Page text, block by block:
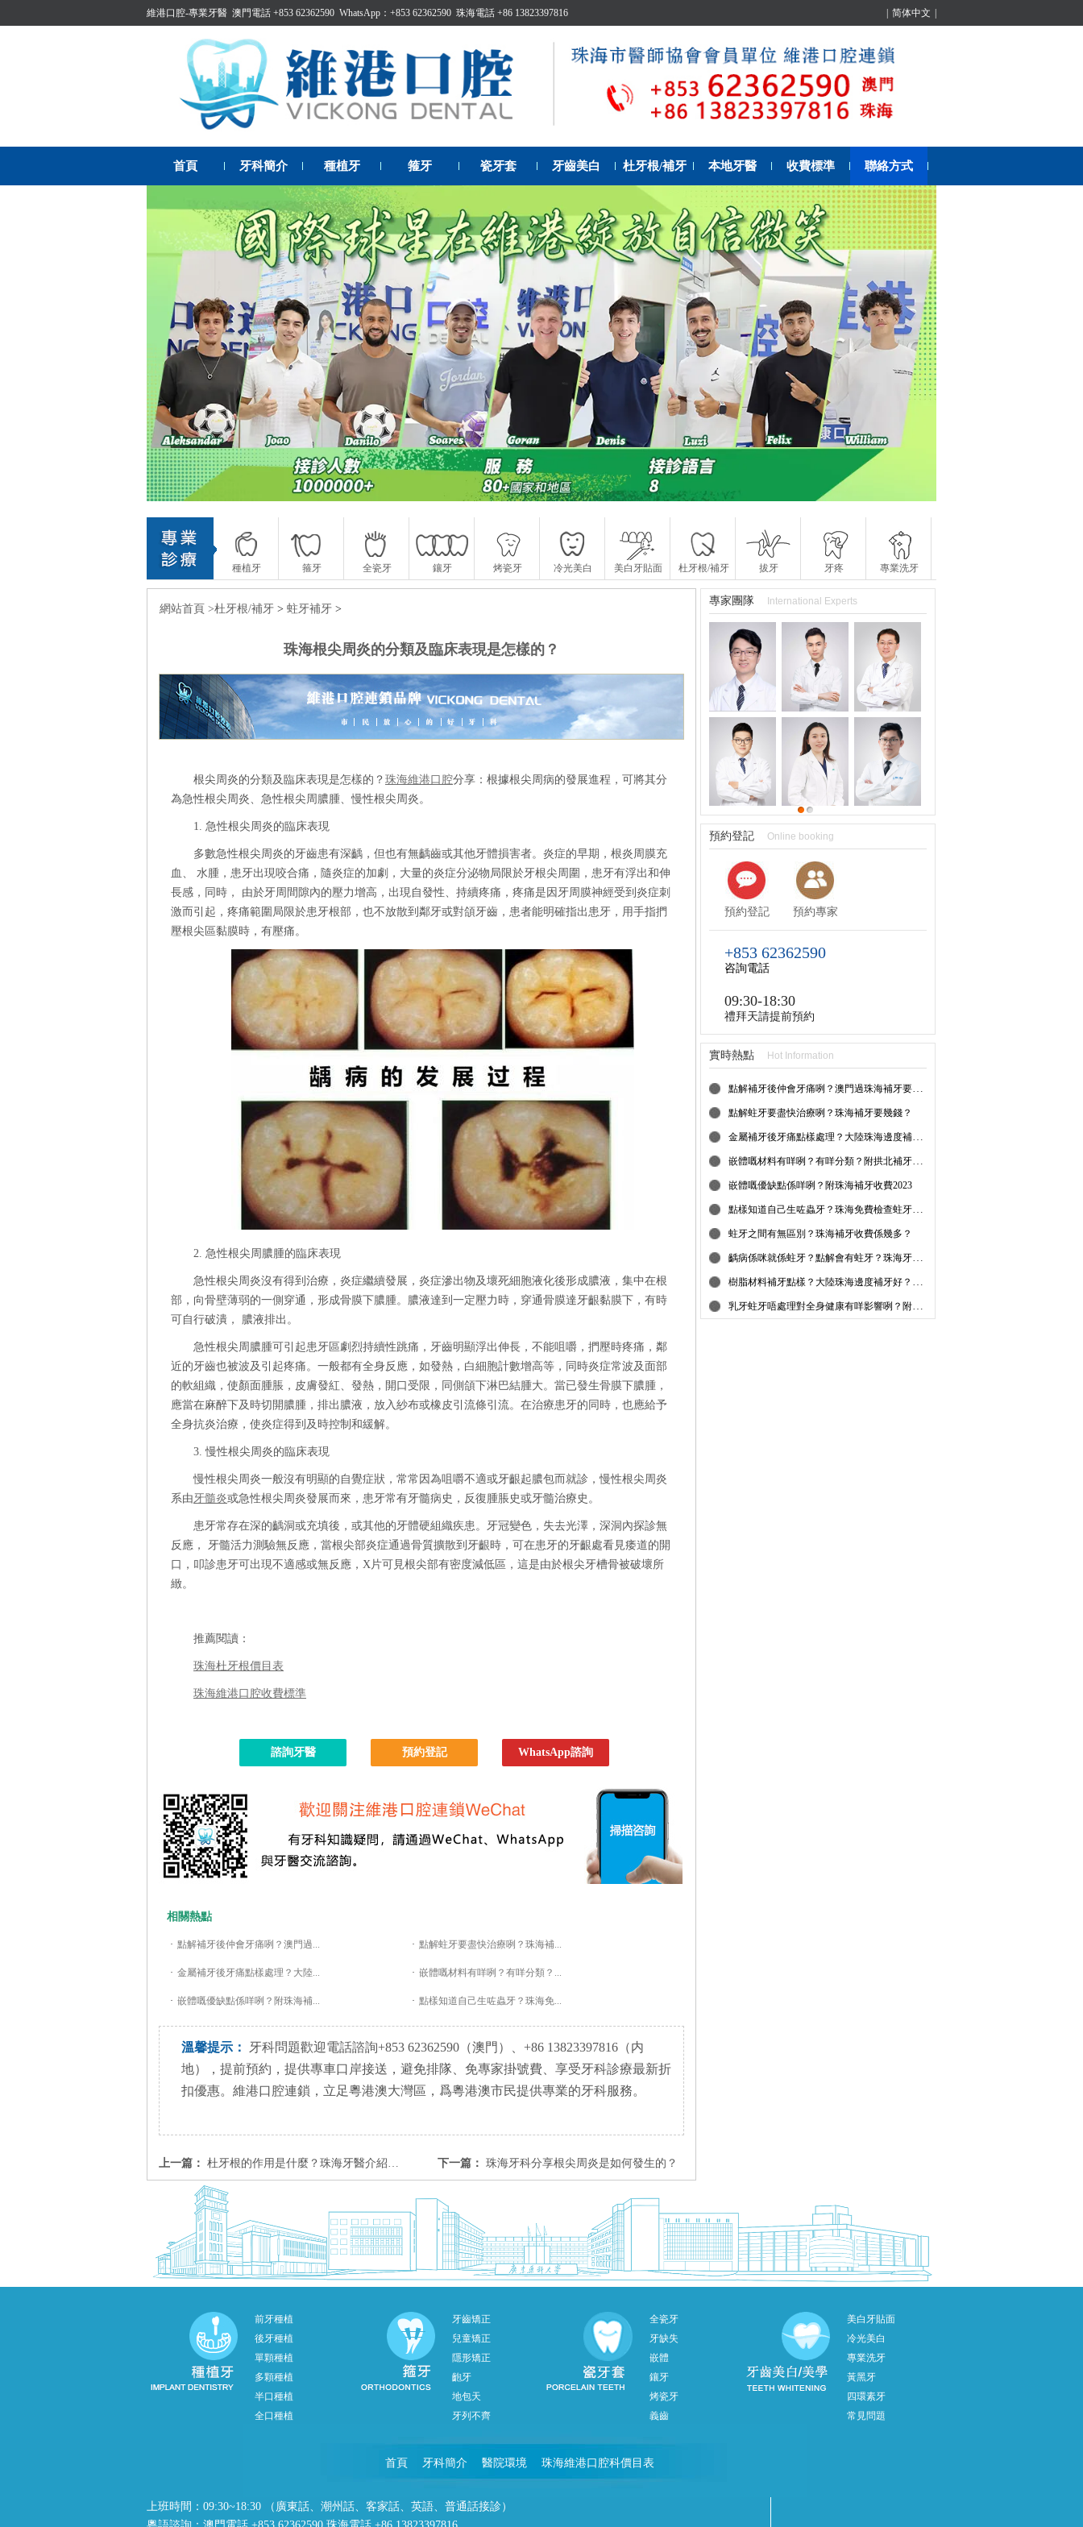
維港口腔-專業牙醫 澳門電話 +853 62362590 WhatsApp：+853 62362590 珠海電話 +86 13823397816 简体中文
首頁 牙科簡介 種植牙 箍牙 瓷牙套 牙齒美白 杜牙根/補牙 本地牙醫 收費標準 聯絡方式
種植牙 箍牙 全瓷牙 鑲牙 烤瓷牙 冷光美白 美白牙貼面 杜牙根/補牙 拔牙 牙疼 專業洗牙
網站首頁 >杜牙根/補牙 > 蛀牙補牙 >
珠海根尖周炎的分類及臨床表現是怎樣的？
根尖周炎的分類及臨床表現是怎樣的？ 珠海維港口腔分享： 根據根尖周病的發展進程，可將其分
為急性根尖周炎、急性根尖周膿腫、慢性根尖周炎。
1. 急性根尖周炎的臨床表現
多數急性根尖周炎的牙齒患有深齲，但也有無齲齒或其他牙體損害者。炎症的早期，根炎周膜充
血、 水腫，患牙出現咬合痛，隨炎症的加劇，大量的炎症分泌物局限於牙根尖周圍，患牙有浮出和伸
長感，同時， 由於牙周間隙內的壓力增高，出現自發性、持續疼痛，疼痛是因牙周膜神經受到炎症刺
激而引起，疼痛範圍局限於患牙根部，也不放散到鄰牙或對頜牙齒，患者能明確指出患牙，用手指捫
壓根尖區黏膜時，有壓痛。
2. 急性根尖周膿腫的臨床表現
急性根尖周炎沒有得到治療，炎症繼續發展，炎症滲出物及壞死細胞液化後形成膿液，集中在根
部，向骨壁薄弱的一側穿通，形成骨膜下膿腫。膿液達到一定壓力時，穿通骨膜達牙齦黏膜下，有時
可自行破潰， 膿液排出。
急性根尖周膿腫可引起患牙區劇烈持續性跳痛，牙齒明顯浮出伸長，不能咀嚼，捫壓時疼痛，鄰
近的牙齒也被波及引起疼痛。一般都有全身反應，如發熱，白細胞計數增高等，同時炎症常波及面部
的軟組織，使顏面腫脹，皮膚發紅、發熱，開口受限，同側頜下淋巴結腫大。當已發生骨膜下膿腫，
應當在麻醉下及時切開膿腫，排出膿液，放入紗布或橡皮引流條引流。在治療患牙的同時，也應給予
全身抗炎治療，使炎症得到及時控制和緩解。
3. 慢性根尖周炎的臨床表現
慢性根尖周炎一般沒有明顯的自覺症狀，常常因為咀嚼不適或牙齦起膿包而就診，慢性根尖周炎
系由牙髓炎或急性根尖周炎發展而來，患牙常有牙髓病史，反復腫脹史或牙髓治療史。
患牙常存在深的齲洞或充填後，或其他的牙體硬組織疾患。牙冠變色，失去光澤，深洞內探診無
反應， 牙髓活力測驗無反應，當根尖部炎症通過骨質擴散到牙齦時，可在患牙的牙齦處看見痿道的開
口，叩診患牙可出現不適感或無反應，X片可見根尖部有密度減低區，這是由於根尖牙槽骨被破壞所
緻。
推薦閱讀：
珠海杜牙根價目表
珠海維港口腔收費標準
諮詢牙醫 預約登記 WhatsApp諮詢
相關熱點
· 點解補牙後仲會牙痛咧？澳門過... · 點解蛀牙要盡快治療咧？珠海補...
· 金屬補牙後牙痛點樣處理？大陸... · 嵌體嘅材料有咩咧？有咩分類？...
· 嵌體嘅優缺點係咩咧？附珠海補... · 點樣知道自己生咗蟲牙？珠海免...
溫馨提示：
牙科問題歡迎電話諮詢+853 62362590（澳門）、+86 13823397816（内
地），提前預約，提供專車口岸接送，避免排隊、免專家掛號費、享受牙科診療最新折
扣優惠。維港口腔連鎖，立足粵港澳大灣區，爲粵港澳市民提供專業的牙科服務。
上一篇： 杜牙根的作用是什麼？珠海牙醫介紹杜牙根 下一篇： 珠海牙科​分享根尖周炎是如何發生的？
專家團隊 International Experts
預約登記 Online booking
預約登記 預約專家
+853 62362590
咨詢電話
09:30-18:30
禮拜天請提前預約
實時熱點 Hot Information
點解補牙後仲會牙痛咧？澳門過珠海補牙要幾錢？
點解蛀牙要盡快治療咧？珠海補牙要幾錢？
金屬補牙後牙痛點樣處理？大陸珠海邊度補牙好？
嵌體嘅材料有咩咧？有咩分類？附拱北補牙價目表2023
嵌體嘅優缺點係咩咧？附珠海補牙收費2023
點樣知道自己生咗蟲牙？珠海免費檢查蛀牙！珠海補牙推薦
蛀牙之間有無區別？珠海補牙收費係幾多？
齲病係咪就係蛀牙？點解會有蛀牙？珠海牙科補牙推薦！
樹脂材料補牙點樣？大陸珠海邊度補牙好？珠海牙科推薦！
乳牙蛀牙唔處理對全身健康有咩影響咧？附珠海補牙收費標準2023
前牙種植
後牙種植
單顆種植
多顆種植
半口種植
全口種植
牙齒矯正
兒童矯正
隱形矯正
齙牙
地包天
牙列不齊
全瓷牙
牙缺失
嵌體
鑲牙
烤瓷牙
義齒
美白牙貼面
冷光美白
專業洗牙
黃黑牙
四環素牙
常見問題
首頁 牙科簡介 醫院環境 珠海維港口腔科價目表
上班時間：09:30~18:30 （廣東話、潮州話、客家話、英語、普通話接診）